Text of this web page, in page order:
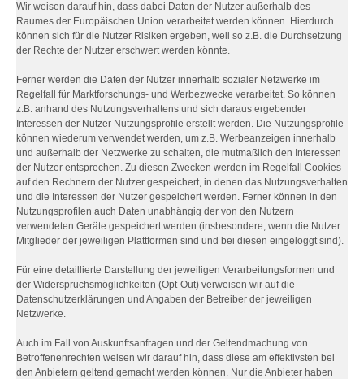
Wir weisen darauf hin, dass dabei Daten der Nutzer außerhalb des
Raumes der Europäischen Union verarbeitet werden können. Hierdurch
können sich für die Nutzer Risiken ergeben, weil so z.B. die Durchsetzung
der Rechte der Nutzer erschwert werden könnte.
Ferner werden die Daten der Nutzer innerhalb sozialer Netzwerke im
Regelfall für Marktforschungs- und Werbezwecke verarbeitet. So können
z.B. anhand des Nutzungsverhaltens und sich daraus ergebender
Interessen der Nutzer Nutzungsprofile erstellt werden. Die Nutzungsprofile
können wiederum verwendet werden, um z.B. Werbeanzeigen innerhalb
und außerhalb der Netzwerke zu schalten, die mutmaßlich den Interessen
der Nutzer entsprechen. Zu diesen Zwecken werden im Regelfall Cookies
auf den Rechnern der Nutzer gespeichert, in denen das Nutzungsverhalten
und die Interessen der Nutzer gespeichert werden. Ferner können in den
Nutzungsprofilen auch Daten unabhängig der von den Nutzern
verwendeten Geräte gespeichert werden (insbesondere, wenn die Nutzer
Mitglieder der jeweiligen Plattformen sind und bei diesen eingeloggt sind).
Für eine detaillierte Darstellung der jeweiligen Verarbeitungsformen und
der Widerspruchsmöglichkeiten (Opt-Out) verweisen wir auf die
Datenschutzerklärungen und Angaben der Betreiber der jeweiligen
Netzwerke.
Auch im Fall von Auskunftsanfragen und der Geltendmachung von
Betroffenenrechten weisen wir darauf hin, dass diese am effektivsten bei
den Anbietern geltend gemacht werden können. Nur die Anbieter haben